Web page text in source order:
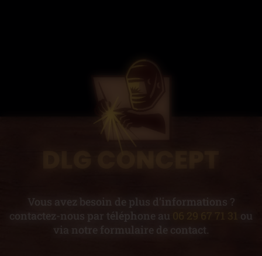
Vous avez besoin de plus d’informations ?
contactez-nous par téléphone au
ou
via notre formulaire de contact.